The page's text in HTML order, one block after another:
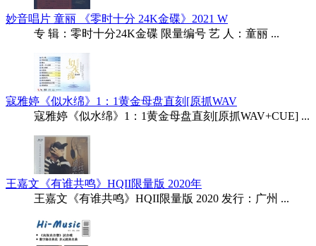
妙音唱片 童丽 《零时十分 24K金碟》2021 W
专 辑：零时十分24K金碟 限量编号 艺 人：童丽 ...
寇雅婷《似水绵》1：1黄金母盘直刻[原抓WAV
寇雅婷《似水绵》1：1黄金母盘直刻[原抓WAV+CUE] ...
王嘉文《有谁共鸣》HQII限量版 2020年
王嘉文《有谁共鸣》HQII限量版 2020 发行：广州 ...